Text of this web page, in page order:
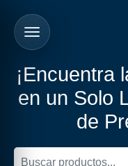
¡Encuentra
en un Solo
de